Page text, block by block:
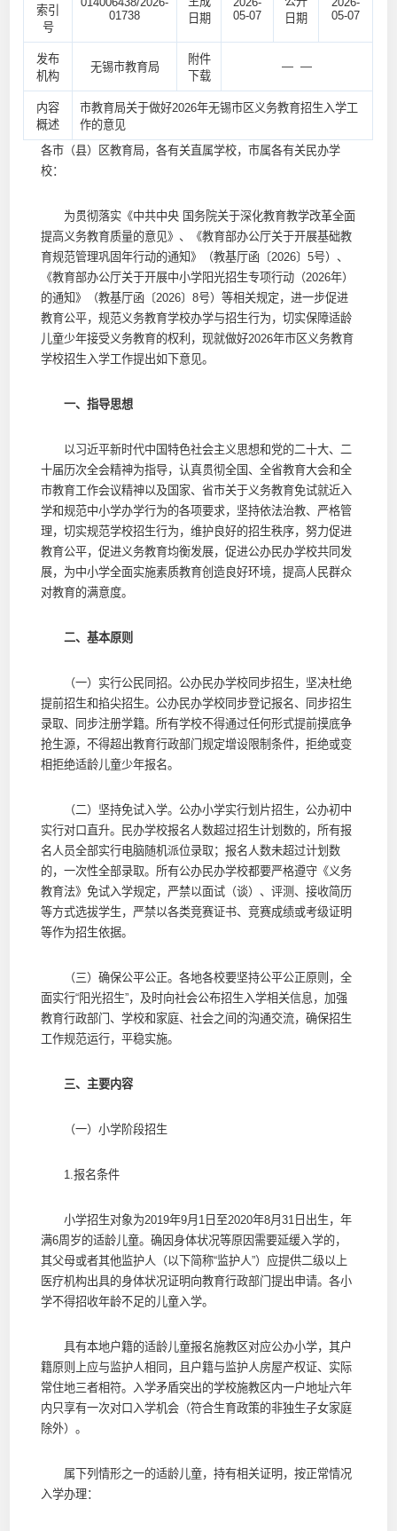
索引
号
01738
日期
05-07
日期
05-07
发布
机构
无锡市教育局
附件
下载
— —
内容
概述
市教育局关于做好2026年无锡市区义务教育招生入学工
作的意见
各市（县）区教育局，各有关直属学校，市属各有关民办学
校：
为贯彻落实《中共中央 国务院关于深化教育教学改革全面
提高义务教育质量的意见》、《教育部办公厅关于开展基础教
育规范管理巩固年行动的通知》（教基厅函〔2026〕5号）、
《教育部办公厅关于开展中小学阳光招生专项行动（2026年）
的通知》（教基厅函〔2026〕8号）等相关规定，进一步促进
教育公平，规范义务教育学校办学与招生行为，切实保障适龄
儿童少年接受义务教育的权利，现就做好2026年市区义务教育
学校招生入学工作提出如下意见。
一、指导思想
以习近平新时代中国特色社会主义思想和党的二十大、二
十届历次全会精神为指导，认真贯彻全国、全省教育大会和全
市教育工作会议精神以及国家、省市关于义务教育免试就近入
学和规范中小学办学行为的各项要求，坚持依法治教、严格管
理，切实规范学校招生行为，维护良好的招生秩序，努力促进
教育公平，促进义务教育均衡发展，促进公办民办学校共同发
展，为中小学全面实施素质教育创造良好环境，提高人民群众
对教育的满意度。
二、基本原则
（一）实行公民同招。公办民办学校同步招生，坚决杜绝
提前招生和掐尖招生。公办民办学校同步登记报名、同步招生
录取、同步注册学籍。所有学校不得通过任何形式提前摸底争
抢生源，不得超出教育行政部门规定增设限制条件，拒绝或变
相拒绝适龄儿童少年报名。
（二）坚持免试入学。公办小学实行划片招生，公办初中
实行对口直升。民办学校报名人数超过招生计划数的，所有报
名人员全部实行电脑随机派位录取；报名人数未超过计划数
的，一次性全部录取。所有公办民办学校都要严格遵守《义务
教育法》免试入学规定，严禁以面试（谈）、评测、接收简历
等方式选拔学生，严禁以各类竞赛证书、竞赛成绩或考级证明
等作为招生依据。
（三）确保公平公正。各地各校要坚持公平公正原则，全
面实行“阳光招生”，及时向社会公布招生入学相关信息，加强
教育行政部门、学校和家庭、社会之间的沟通交流，确保招生
工作规范运行，平稳实施。
三、主要内容
（一）小学阶段招生
1.报名条件
小学招生对象为2019年9月1日至2020年8月31日出生，年
满6周岁的适龄儿童。确因身体状况等原因需要延缓入学的，
其父母或者其他监护人（以下简称“监护人”）应提供二级以上
医疗机构出具的身体状况证明向教育行政部门提出申请。各小
学不得招收年龄不足的儿童入学。
具有本地户籍的适龄儿童报名施教区对应公办小学，其户
籍原则上应与监护人相同，且户籍与监护人房屋产权证、实际
常住地三者相符。入学矛盾突出的学校施教区内一户地址六年
内只享有一次对口入学机会（符合生育政策的非独生子女家庭
除外）。
属下列情形之一的适龄儿童，持有相关证明，按正常情况
入学办理：